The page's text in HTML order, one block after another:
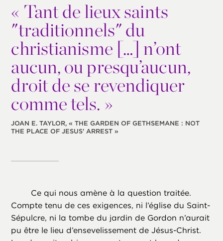
« Tant de lieux saints
"traditionnels" du
christianisme […] n’ont
aucun, ou presqu’aucun,
droit de se revendiquer
comme tels. »
JOAN E. TAYLOR, « THE GARDEN OF GETHSEMANE : NOT
THE PLACE OF JESUS' ARREST »
Ce qui nous amène à la question traitée.
Compte tenu de ces exigences, ni l’église du Saint-
Sépulcre, ni la tombe du jardin de Gordon n’aurait
pu être le lieu d’ensevelissement de Jésus-Christ.